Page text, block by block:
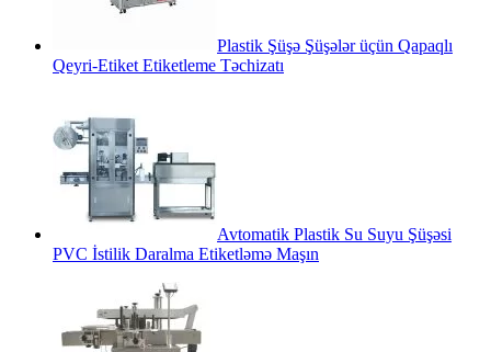
Plastik Şüşə Şüşələr üçün Qapaqlı
Qeyri-Etiket Etiketleme Təchizatı
Avtomatik Plastik Su Suyu Şüşəsi
PVC İstilik Daralma Etiketləmə Maşın